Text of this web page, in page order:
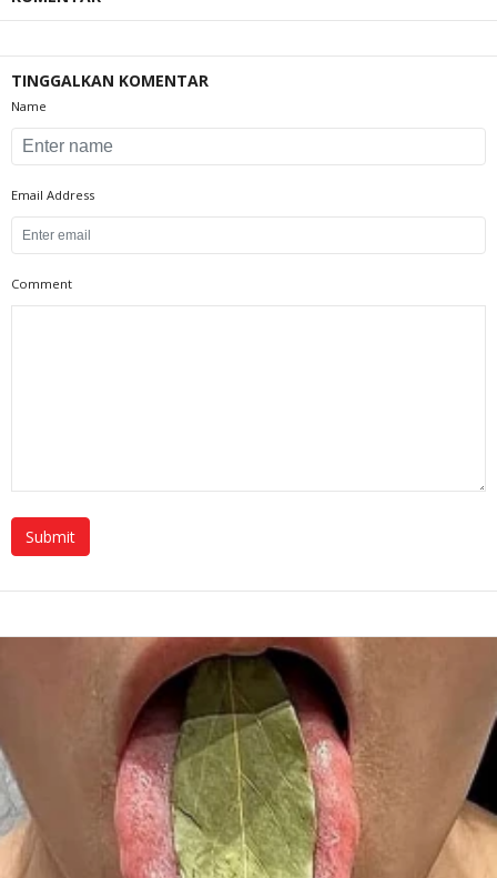
TINGGALKAN KOMENTAR
Name
Email Address
Comment